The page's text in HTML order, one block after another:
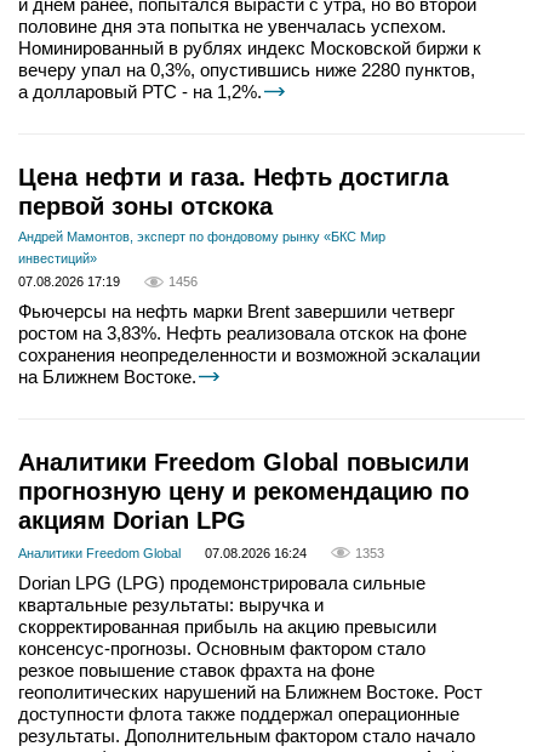
и днём ранее, попытался вырасти с утра, но во второй
половине дня эта попытка не увенчалась успехом.
Номинированный в рублях индекс Московской биржи к
вечеру упал на 0,3%, опустившись ниже 2280 пунктов,
а долларовый РТС - на 1,2%.
Цена нефти и газа. Нефть достигла
первой зоны отскока
Андрей Мамонтов, эксперт по фондовому рынку «БКС Мир
инвестиций»
07.08.2026 17:19
1456
Фьючерсы на нефть марки Brent завершили четверг
ростом на 3,83%. Нефть реализовала отскок на фоне
сохранения неопределенности и возможной эскалации
на Ближнем Востоке.
Аналитики Freedom Global повысили
прогнозную цену и рекомендацию по
акциям Dorian LPG
Аналитики Freedom Global 07.08.2026 16:24 1353
Dorian LPG (LPG) продемонстрировала сильные
квартальные результаты: выручка и
скорректированная прибыль на акцию превысили
консенсус-прогнозы. Основным фактором стало
резкое повышение ставок фрахта на фоне
геополитических нарушений на Ближнем Востоке. Рост
доступности флота также поддержал операционные
результаты. Дополнительным фактором стало начало